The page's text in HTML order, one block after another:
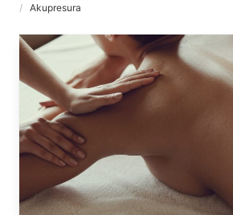
Akupresura